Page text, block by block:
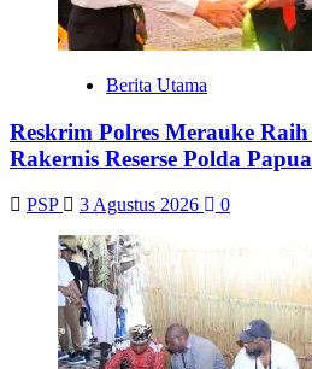
Berita Utama
Reskrim Polres Merauke
Rakernis Reserse Polda Papua
PSP 3 Agustus 2026 0